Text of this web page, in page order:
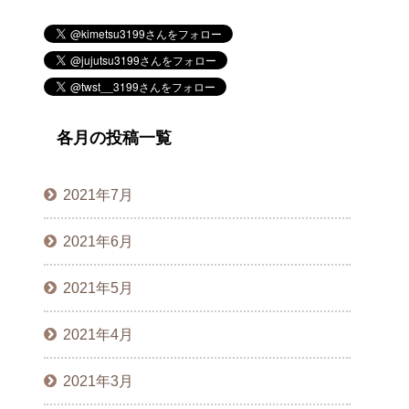
各月の投稿一覧
2021年7月
2021年6月
2021年5月
2021年4月
2021年3月